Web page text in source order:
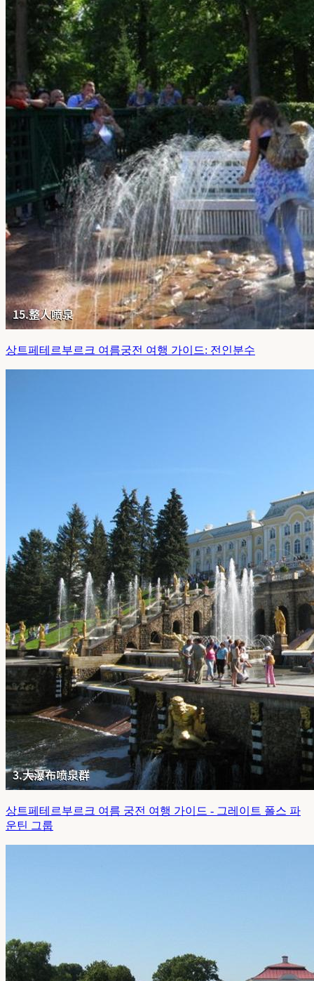
상트페테르부르크 여름궁전 여행 가이드: 전인분수
상트페테르부르크 여름 궁전 여행 가이드 - 그레이트 폴스 파
운틴 그룹